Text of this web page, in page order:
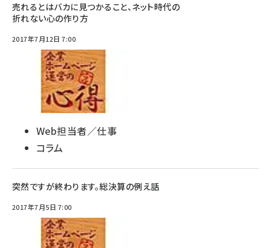
売れるとはバカに見つかること、ネット時代の
折れない心の作り方
2017年7月12日 7:00
Web担当者／仕事
コラム
突然ですが終わります。総決算の例え話
2017年7月5日 7:00